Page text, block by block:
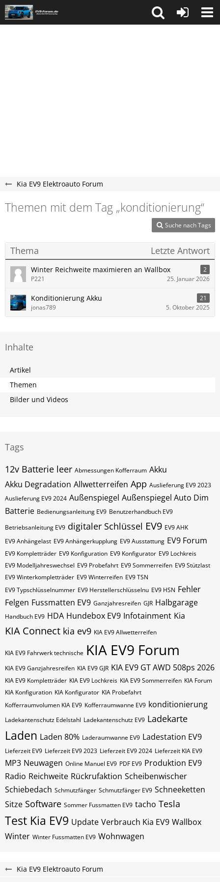
Kia EV9 Elektroauto Forum
Themen mit dem Tag „konditionierung“
Suche nach Tags
Thema Letzte Antwort
Winter Reichweite maximieren an Wallbox
2
P221
25. Januar 2026
Konditionierung Akku
21
jonas789
5. Oktober 2025
Inhalte
Artikel
Themen
Bilder und Videos
Tags
12v Batterie leer Abmessungen Kofferraum Akku
Akku Degradation Allwetterreifen App Auslieferung EV9 2023
Auslieferung EV9 2024 Außenspiegel Außenspiegel Auto Dim
Batterie Bedienungsanleitung EV9 Benutzerhandbuch EV9
Betriebsanleitung EV9 digitaler Schlüssel EV9 EV9 AHK
EV9 Anhängelast EV9 Anhängerkupplung EV9 Ausstattung EV9 Forum
EV9 Kompletträder EV9 Konfiguration EV9 Konfigurator EV9 Lochkreis
EV9 Modelljahreswechsel EV9 Probefahrt EV9 Sommerreifen EV9 Stützlast
EV9 Winterkompletträder EV9 Winterreifen EV9​​​​ TSN
EV9​​​​ Typschlüsselnummer EV9​​​​​ Herstellerschlüsselnu EV9​​​​​ HSN Fehler
Felgen Fussmatten EV9 Ganzjahresreifen GJR Halbgarage
Handbuch EV9 HDA Hundebox EV9 Infotainment Kia
KIA Connect kia ev9 KIA EV9 Allwetterreifen
KIA EV9 Fahrwerk technische KIA EV9 Forum
KIA EV9 Ganzjahresreifen KIA EV9 GJR KIA EV9 GT AWD 508ps 2026
KIA EV9 Kompletträder KIA EV9 Lochkreis KIA EV9 Sommerreifen KIA Forum
KIA Konfiguration KIA Konfigurator KIA Probefahrt
Kofferraumvolumen KIA EV9 Kofferraumwanne EV9 konditionierung
Ladekantenschutz Edelstahl Ladekantenschutz EV9 Ladekarte
Laden Laden 80% Laderaumwanne EV9 Ladestation EV9
Lieferzeit EV9 Lieferzeit EV9 2023 Lieferzeit EV9 2024 Lieferzeit KIA EV9
MP3 Neuwagen Online Manuel EV9 PDF EV9 Produktion EV9
Radio Reichweite Rückrufaktion Scheibenwischer
Schiebedach Schmutzfänger Schmutzfänger EV9 Schneeketten
Sitze Software Sommer Fussmatten EV9 tacho Tesla
Test Kia EV9 Update Verbrauch Kia EV9 Wallbox
Winter Winter Fussmatten EV9 Wohnwagen
Kia EV9 Elektroauto Forum